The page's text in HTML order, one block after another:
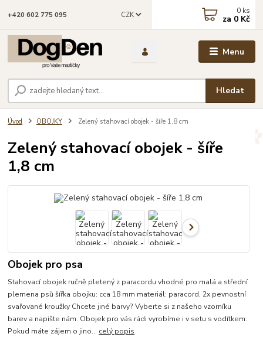
Menu
CZK
Hledat
+420 602 775 095 0 ks
za 0 Kč
Úvod OBOJKY Zelený stahovací obojek - šíře 1,8 cm
Zelený stahovací obojek - šíře
1,8 cm
Obojek pro psa
Stahovací obojek ručně pletený z paracordu vhodné pro malá a střední
plemena psů šířka obojku: cca 18 mm materiál: paracord, 2x pevnostní
svařované kroužky Chcete jiné barvy? Vyberte si z našeho vzorníku
barev a napište nám. Obojek pro vás rádi vyrobíme i v setu s vodítkem.
Pokud máte zájem o jino... celý popis